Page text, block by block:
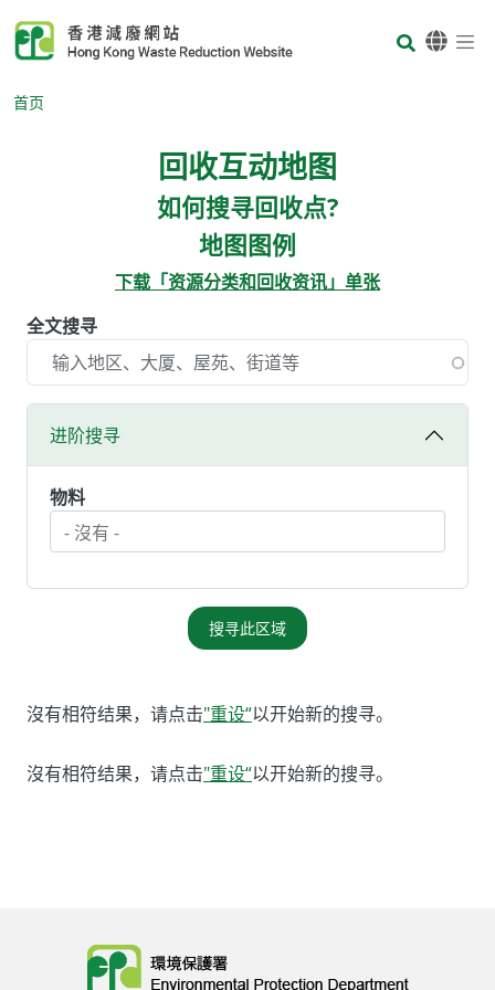
Body
首页
回收互动地图
如何搜寻回收点?
地图图例
下载「资源分类和回收资讯」单张
全文搜寻
进阶搜寻
物料
搜寻此区域
沒有相符结果，请点击"重设“以开始新的搜寻。
沒有相符结果，请点击"重设“以开始新的搜寻。